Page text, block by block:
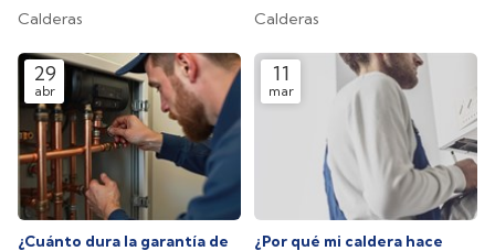
caldera?
Calderas
una reparación?
Calderas
29
abr
¿Cuánto dura la garantía de
11
mar
¿Por qué mi caldera hace